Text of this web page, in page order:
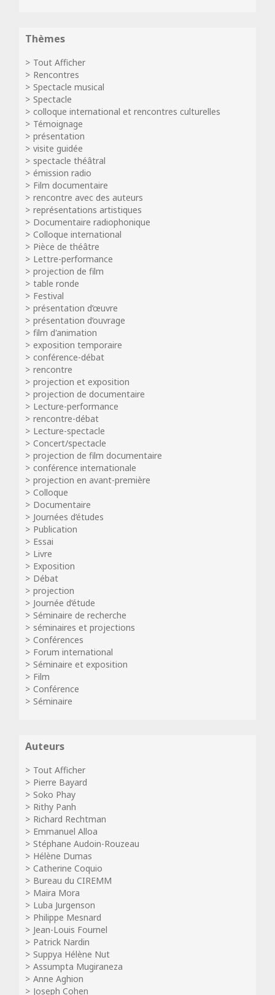
Thèmes
Tout Afficher
Rencontres
Spectacle musical
Spectacle
colloque international et rencontres culturelles
Témoignage
présentation
visite guidée
spectacle théâtral
émission radio
Film documentaire
rencontre avec des auteurs
représentations artistiques
Documentaire radiophonique
Colloque international
Pièce de théâtre
Lettre-performance
projection de film
table ronde
Festival
présentation d’œuvre
présentation d’ouvrage
film d'animation
exposition temporaire
conférence-débat
rencontre
projection et exposition
projection de documentaire
Lecture-performance
rencontre-débat
Lecture-spectacle
Concert/spectacle
projection de film documentaire
conférence internationale
projection en avant-première
Colloque
Documentaire
Journées d’études
Publication
Essai
Livre
Exposition
Débat
projection
Journée d’étude
Séminaire de recherche
séminaires et projections
Conférences
Forum international
Séminaire et exposition
Film
Conférence
Séminaire
Auteurs
Tout Afficher
Pierre Bayard
Soko Phay
Rithy Panh
Richard Rechtman
Emmanuel Alloa
Stéphane Audoin-Rouzeau
Hélène Dumas
Catherine Coquio
Bureau du CIREMM
Maira Mora
Luba Jurgenson
Philippe Mesnard
Jean-Louis Fournel
Patrick Nardin
Suppya Hélène Nut
Assumpta Mugiraneza
Anne Aghion
Joseph Cohen